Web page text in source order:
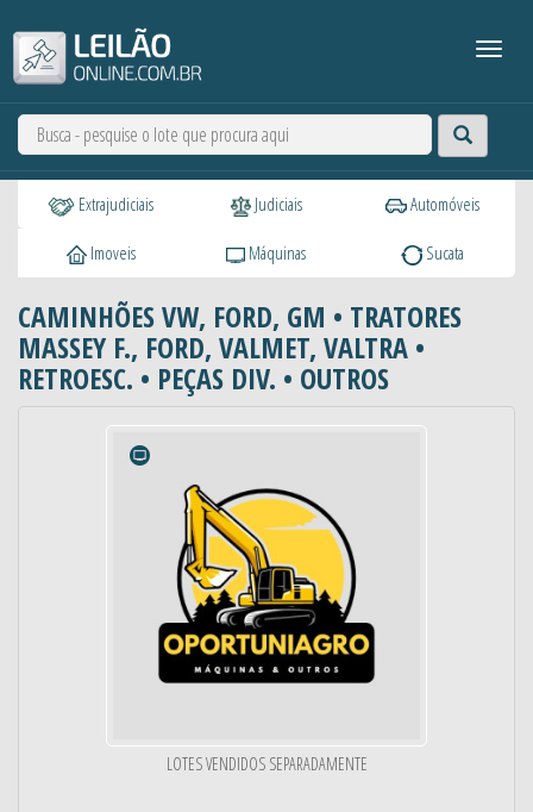
Extrajudiciais Judiciais Automóveis
Imoveis Máquinas Sucata
CAMINHÕES VW, FORD, GM • TRATORES
MASSEY F., FORD, VALMET, VALTRA •
RETROESC. • PEÇAS DIV. • OUTROS
LOTES VENDIDOS SEPARADAMENTE